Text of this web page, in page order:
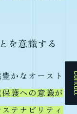
を意識する
かなオースト
護への意識が
テナビリティ